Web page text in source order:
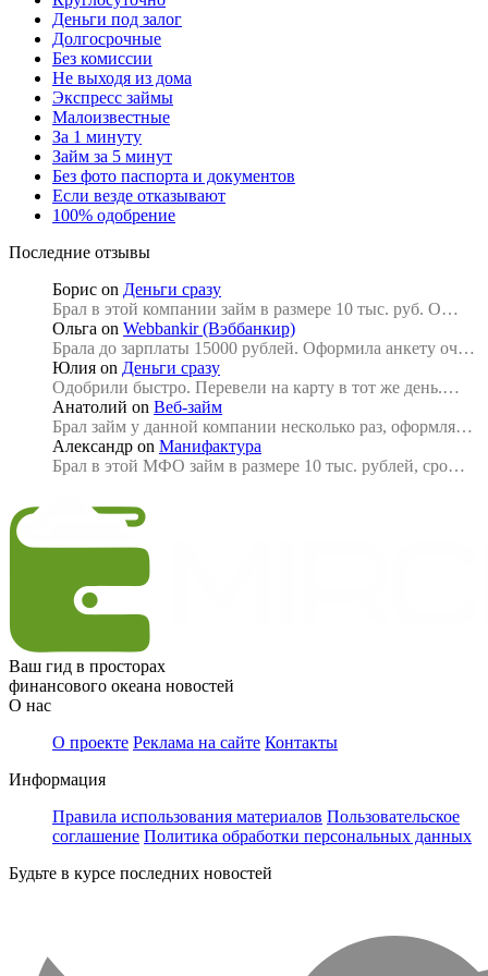
Деньги под залог
Долгосрочные
Без комиссии
Не выходя из дома
Экспресс займы
Малоизвестные
За 1 минуту
Займ за 5 минут
Без фото паспорта и документов
Если везде отказывают
100% одобрение
Последние отзывы
Борис on Деньги сразу
Брал в этой компании займ в размере 10 тыс. руб. О…
Ольга on Webbankir (Вэббанкир)
Брала до зарплаты 15000 рублей. Оформила анкету оч…
Юлия on Деньги сразу
Одобрили быстро. Перевели на карту в тот же день.…
Анатолий on Веб-займ
Брал займ у данной компании несколько раз, оформля…
Александр on Манифактура
Брал в этой МФО займ в размере 10 тыс. рублей, сро…
Ваш гид в просторах
финансового океана новостей
О нас
О проекте Реклама на сайте Контакты
Информация
Правила использования материалов Пользовательское
соглашение Политика обработки персональных данных
Будьте в курсе последних новостей